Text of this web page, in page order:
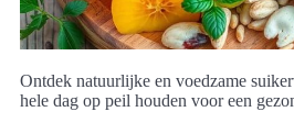
Ontdek natuurlijke en voedzame
hele dag op peil houden voor een